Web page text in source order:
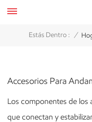
Estás Dentro : /
Accesorios Para
Los componentes de los
que conectan y